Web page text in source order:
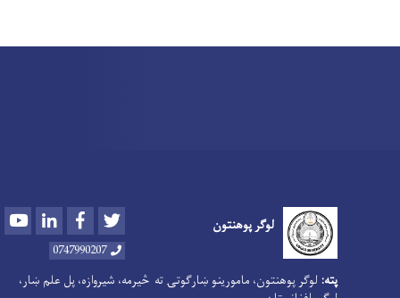
لوگر پوهنتون YoutubeLinkedInFacebook
0747990207
پته: لوګر پوهنتون، مامورینو ښارګوتۍ ته څیرمه، شیروازه، پل علم ښار،